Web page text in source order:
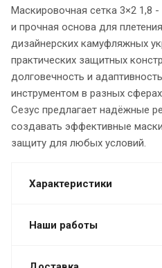
Маскировочная сетка 3×2 1,8
и прочная основа для
дизайнерских камуфляжных
практических защитных
долговечность и
инструментом в разных
Сезус предлагает надёжные
создавать эффективные
защиту для любых условий.
Характеристики
Наши работы